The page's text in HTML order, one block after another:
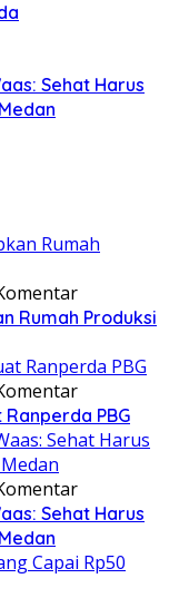
Sehat Harus
Rumah Produksi
PBG
Sehat Harus